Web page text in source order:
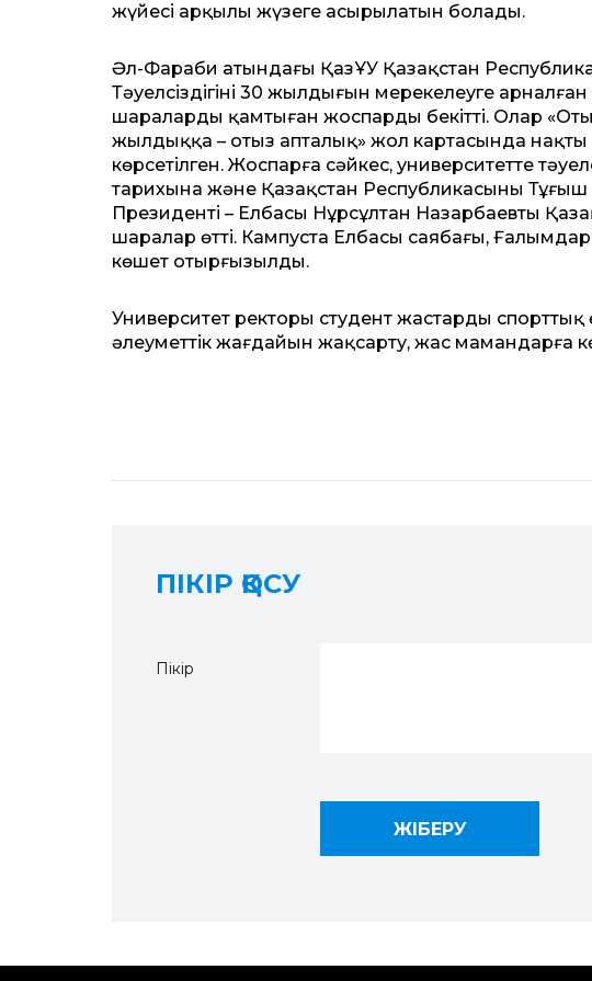
жүйесі арқылы жүзеге асырылатын болады.
Әл-Фараби атындағы ҚазҰУ Қазақстан
Тәуелсіздігінің 30 жылдығын мерекелеуге арналған
шараларды қамтыған жоспарды бекітті. Олар
жылдыққа – отыз апталық» жол картасында нақты
көрсетілген. Жоспарға сәйкес, университетте
тарихына және Қазақстан Республикасының Тұңғыш
Президенті – Елбасы Нұрсұлтан Назарбаевтың
шаралар өтті. Кампуста Елбасы саябағы,
көшет отырғызылды.
Университет ректоры студент жастардың
әлеуметтік жағдайын жақсарту, жас мамандарға
ПІКІР ҚОСУ
Пікір